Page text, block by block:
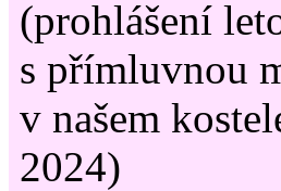
(prohlášení
s přímluvnou
v našem
2024)